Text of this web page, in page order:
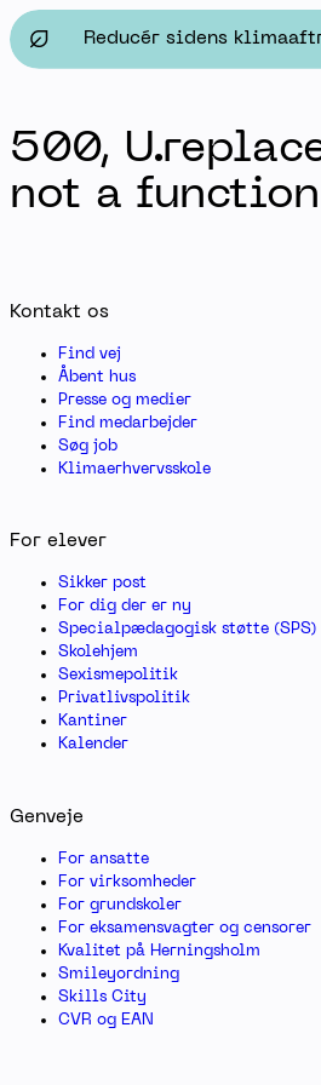
Privatlivspolitik - Herningsholm
Reducér sidens
500,
not a function
Kontakt os
Find vej
Åbent hus
Presse og medier
Find medarbejder
Søg job
Klimaerhvervsskole
For elever
Sikker post
For dig der er ny
Specialpædagogisk støtte (SPS)
Skolehjem
Sexismepolitik
Privatlivspolitik
Kantiner
Kalender
Genveje
For ansatte
For virksomheder
For grundskoler
For eksamensvagter og censorer
Kvalitet på Herningsholm
Smileyordning
Skills City
CVR og EAN